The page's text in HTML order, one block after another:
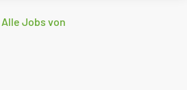
Alle Jobs von